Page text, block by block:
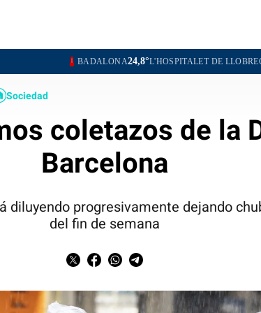
24,8°L'HOSPITALET DE LLOBREGAT 25,5°
Sociedad
coletazos de la
Barcelona
diluyendo progresivamente dejando
del fin de semana